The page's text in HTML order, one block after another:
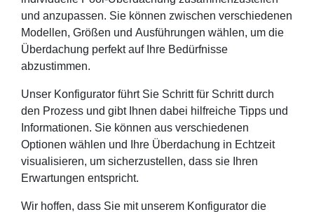
und anzupassen. Sie können zwischen verschiedenen
Modellen, Größen und Ausführungen wählen, um die
Überdachung perfekt auf Ihre Bedürfnisse
abzustimmen.
Unser Konfigurator führt Sie Schritt für Schritt durch
den Prozess und gibt Ihnen dabei hilfreiche Tipps und
Informationen. Sie können aus verschiedenen
Optionen wählen und Ihre Überdachung in Echtzeit
visualisieren, um sicherzustellen, dass sie Ihren
Erwartungen entspricht.
Wir hoffen, dass Sie mit unserem Konfigurator die